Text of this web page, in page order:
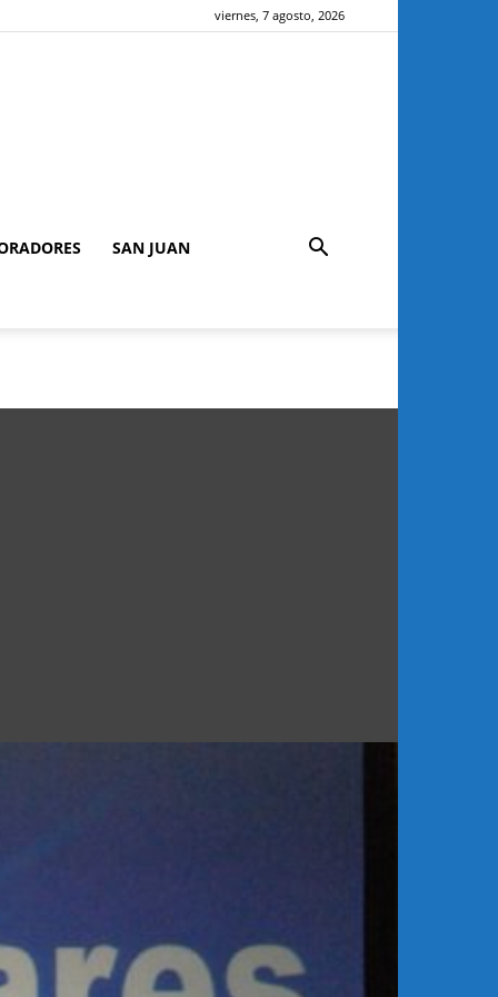
viernes, 7 agosto, 2026
SAN JUAN